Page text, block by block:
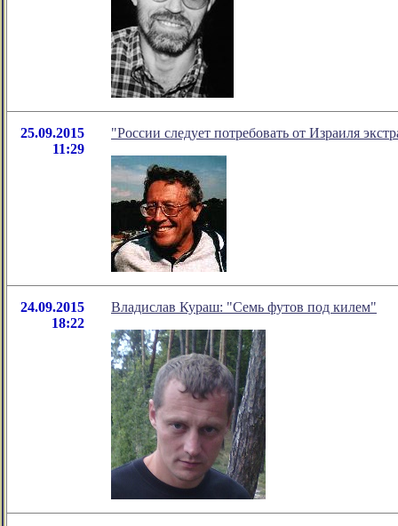
25.09.2015
11:29
"России следует потребовать от Израиля
24.09.2015
18:22
Владислав Кураш: "Семь футов под килем"